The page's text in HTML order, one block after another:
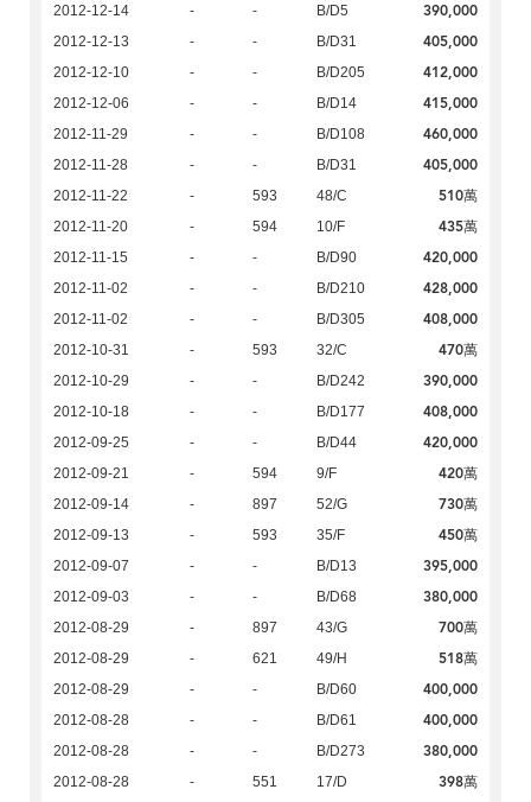
2012-12-14 - - B/D5 390,000
2012-12-13 - - B/D31 405,000
2012-12-10 - - B/D205 412,000
2012-12-06 - - B/D14 415,000
2012-11-29 - - B/D108 460,000
2012-11-28 - - B/D31 405,000
2012-11-22 - 593 48/C 510萬
2012-11-20 - 594 10/F 435萬
2012-11-15 - - B/D90 420,000
2012-11-02 - - B/D210 428,000
2012-11-02 - - B/D305 408,000
2012-10-31 - 593 32/C 470萬
2012-10-29 - - B/D242 390,000
2012-10-18 - - B/D177 408,000
2012-09-25 - - B/D44 420,000
2012-09-21 - 594 9/F 420萬
2012-09-14 - 897 52/G 730萬
2012-09-13 - 593 35/F 450萬
2012-09-07 - - B/D13 395,000
2012-09-03 - - B/D68 380,000
2012-08-29 - 897 43/G 700萬
2012-08-29 - 621 49/H 518萬
2012-08-29 - - B/D60 400,000
2012-08-28 - - B/D61 400,000
2012-08-28 - - B/D273 380,000
2012-08-28 - 551 17/D 398萬